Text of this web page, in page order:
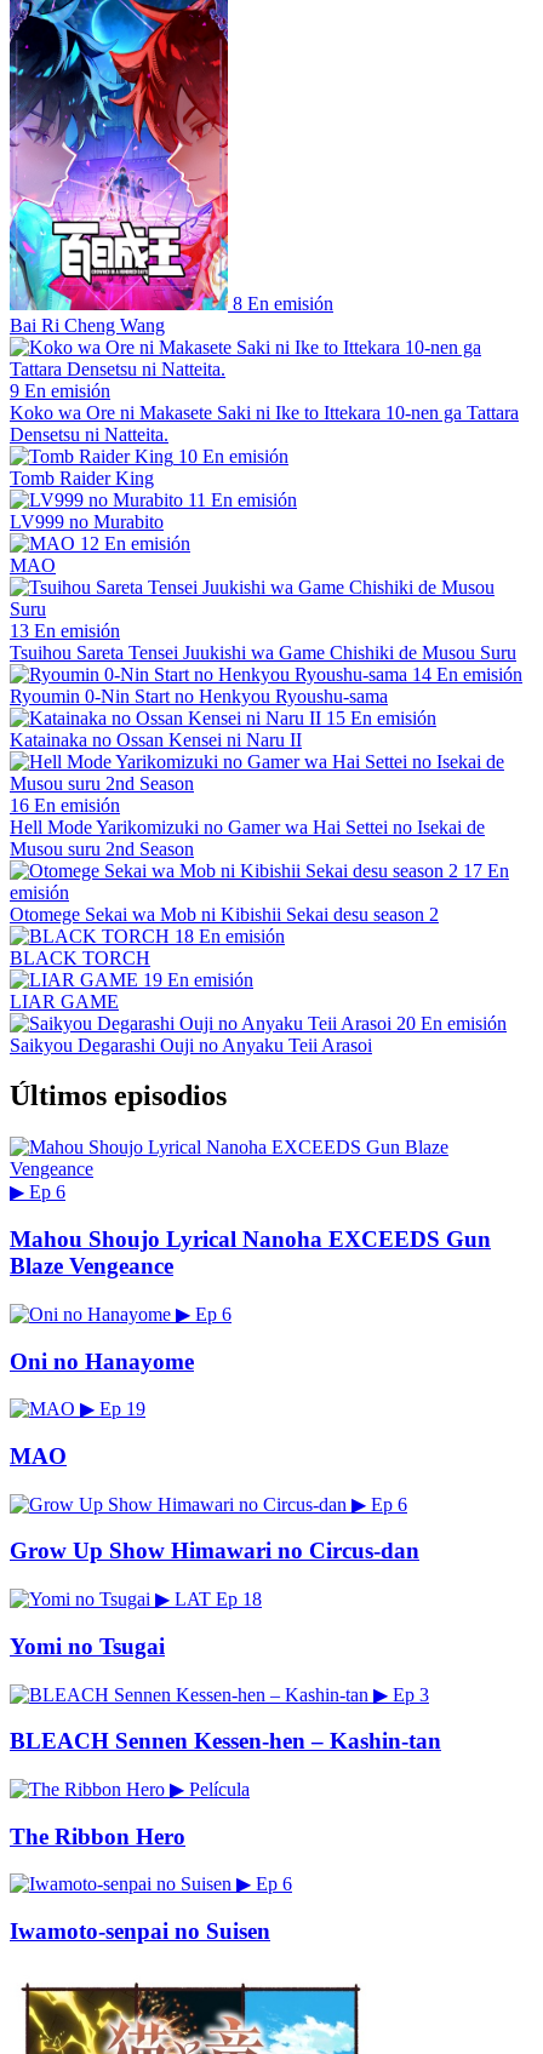
8 En emisión
Bai Ri Cheng Wang
9 En emisión
Koko wa Ore ni Makasete Saki ni Ike to Ittekara 10-nen ga Tattara
Densetsu ni Natteita.
10 En emisión
Tomb Raider King
11 En emisión
LV999 no Murabito
12 En emisión
MAO
13 En emisión
Tsuihou Sareta Tensei Juukishi wa Game Chishiki de Musou Suru
14 En emisión
Ryoumin 0-Nin Start no Henkyou Ryoushu-sama
15 En emisión
Katainaka no Ossan Kensei ni Naru II
16 En emisión
Hell Mode Yarikomizuki no Gamer wa Hai Settei no Isekai de
Musou suru 2nd Season
17 En
emisión
Otomege Sekai wa Mob ni Kibishii Sekai desu season 2
18 En emisión
BLACK TORCH
19 En emisión
LIAR GAME
20 En emisión
Saikyou Degarashi Ouji no Anyaku Teii Arasoi
Últimos episodios
▶ Ep 6
Mahou Shoujo Lyrical Nanoha EXCEEDS Gun
Blaze Vengeance
▶ Ep 6
Oni no Hanayome
▶ Ep 19
MAO
▶ Ep 6
Grow Up Show Himawari no Circus-dan
▶ LAT Ep 18
Yomi no Tsugai
▶ Ep 3
BLEACH Sennen Kessen-hen – Kashin-tan
▶ Película
The Ribbon Hero
▶ Ep 6
Iwamoto-senpai no Suisen